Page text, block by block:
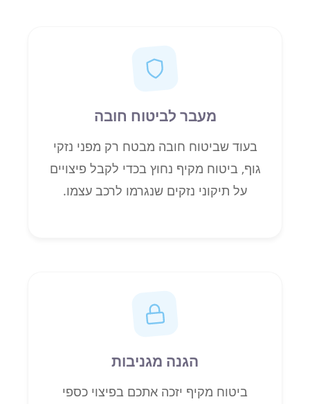
מעבר לביטוח חובה
בעוד שביטוח חובה מבטח רק מפני נזקי
גוף, ביטוח מקיף נחוץ בכדי לקבל פיצויים
על תיקוני נזקים שנגרמו לרכב עצמו.
הגנה מגניבות
ביטוח מקיף יזכה אתכם בפיצוי כספי